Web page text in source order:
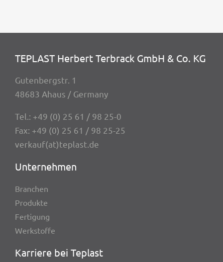
TEPLAST Herbert Terbrack GmbH & Co. KG
Guten­berg­str. 1
48683 Ahaus / Germany
Tel.: +49 (0) 25 61 / 98 25-0
Fax: +49 (0) 25 61 / 98 25-25
verkauf(at)teplast.de
Unter­neh­men
Bran­chen
Produkte
Ferti­gung
Werk­stoffe
Karriere bei Teplast